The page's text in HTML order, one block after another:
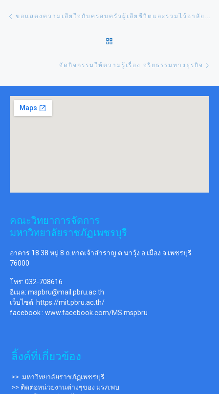
Post navigation ขอแสดงความเสียใจกับครอบครัวผู้เสียชีวิตและร่วมไว้อาลัยต่อเหตุการณ์ไฟไหม้รถบัสทัศนศึกษา
จัดกิจกรรมให้ความรู้เรื่อง จริยธรรมทางธุรกิจ
คณะวิทยาการจัดการ
มหาวิทยาลัยราชภัฏเพชรบุรี
อาคาร 18 38 หมู่ 8 ถ.หาดเจ้าสำราญ ต.นาวุ้ง อ.เมือง จ.เพชรบุรี
76000
โทร: 032-708616
อีเมล: mspbru@mail.pbru.ac.th
เว็บไซต์: https://mit.pbru.ac.th/
facebook : www.facebook.com/MS.mspbru
ลิ้งค์ที่เกี่ยวข้อง
>> มหาวิทยาลัยราชภัฏเพชรบุรี
>> ติดต่อหน่วยงานต่างๆของ มรภ.พบ.